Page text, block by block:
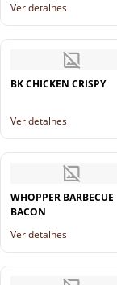
Ver detalhes
BK CHICKEN CRISPY
Ver detalhes
WHOPPER BARBECUE
BACON
Ver detalhes